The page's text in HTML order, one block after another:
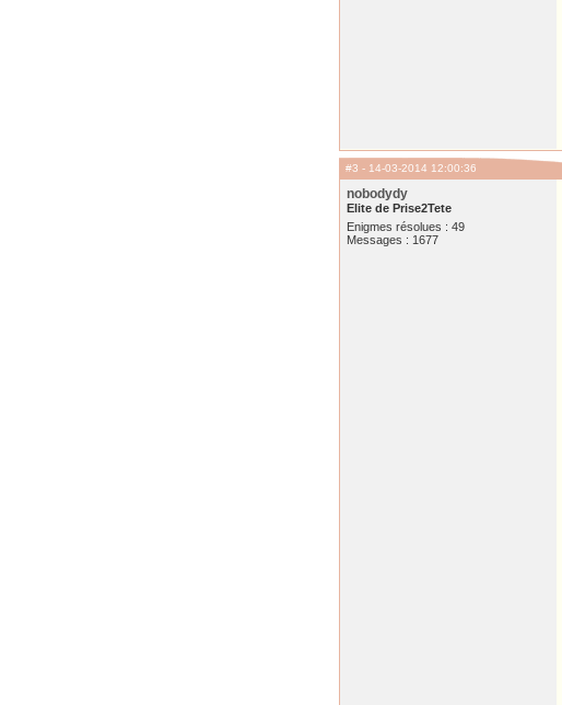
#3 - 14-03-2014 12:00:36
nobodydy
Elite de Prise2Tete
Enigmes résolues : 49
Messages : 1677